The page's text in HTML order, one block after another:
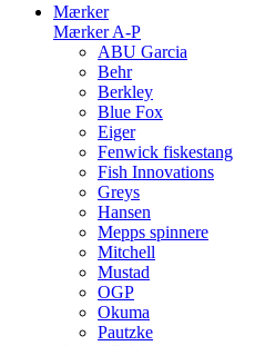
Mærker
Mærker A-P
ABU Garcia
Behr
Berkley
Blue Fox
Eiger
Fenwick fiskestang
Fish Innovations
Greys
Hansen
Mepps spinnere
Mitchell
Mustad
OGP
Okuma
Pautzke